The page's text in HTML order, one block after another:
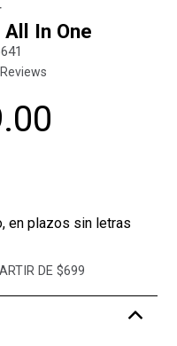
In One
Reviews
.00
DE $699
-